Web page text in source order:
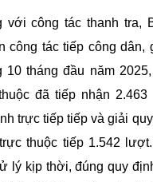
với công tác thanh tra,
công tác tiếp công dân,
10 tháng đầu năm
đã tiếp nhận 2.463
trực tiếp tiếp và giải
thuộc tiếp 1.542
lý kịp thời, đúng quy